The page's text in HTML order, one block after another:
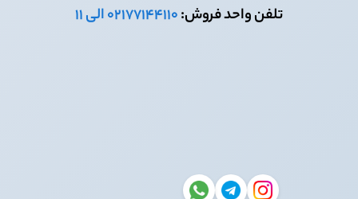
تلفن واحد فروش:۰۲۱۷۷۱۴۴۱۱۰ الی ۱۱